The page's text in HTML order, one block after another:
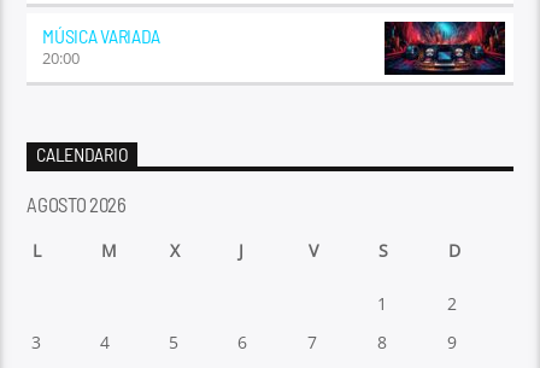
MÚSICA VARIADA
20:00
CALENDARIO
AGOSTO 2026
L M X J V S D
1
2
3
4 5 6 7 8
9